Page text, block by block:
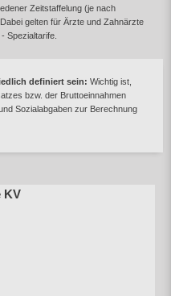
KV
Zeitstaffelung (je nach
gelten für Ärzte und Zahnärzte
Spezialtarife.
definiert sein: Wichtig ist,
bzw. der Bruttoeinnahmen
Sozialabgaben zur Berechnung